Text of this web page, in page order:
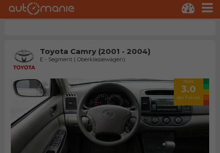
Toyota Camry (2001 - 2004)
E - Segment ( Oberklassewagen)
Note
3.0
der Fahrer